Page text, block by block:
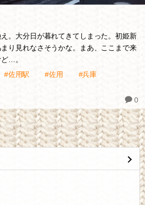
。大分日が暮れてきてしまった。初姫新
り見れなさそうかな。まあ、ここまで来
…。
#佐用駅 #佐用 #兵庫
0